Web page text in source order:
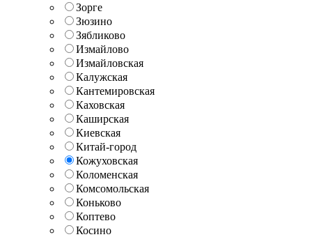
Зорге
Зюзино
Зябликово
Измайлово
Измайловская
Калужская
Кантемировская
Каховская
Каширская
Киевская
Китай-город
Кожуховская
Коломенская
Комсомольская
Коньково
Коптево
Косино